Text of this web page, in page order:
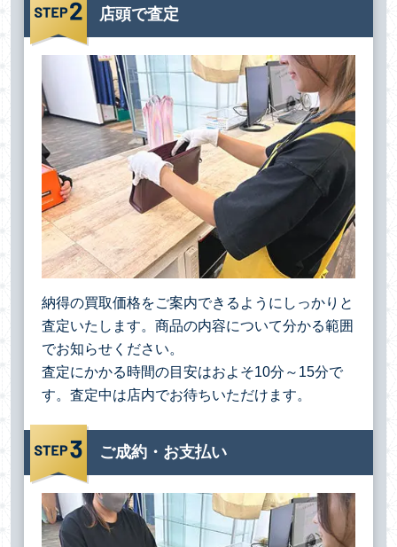
店頭で査定
納得の買取価格をご案内できるようにしっかりと
査定いたします。商品の内容について分かる範囲
でお知らせください。
査定にかかる時間の目安はおよそ10分～15分で
す。査定中は店内でお待ちいただけます。
ご成約・お支払い